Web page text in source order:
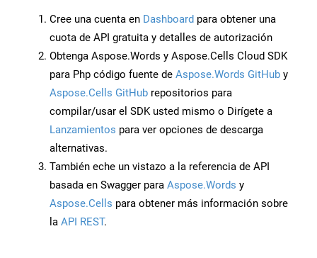
Cree una cuenta en Dashboard para obtener una
cuota de API gratuita y detalles de autorización
Obtenga Aspose.Words y Aspose.Cells Cloud SDK
para Php código fuente de Aspose.Words GitHub y
Aspose.Cells GitHub repositorios para
compilar/usar el SDK usted mismo o Dirígete a
Lanzamientos para ver opciones de descarga
alternativas.
También eche un vistazo a la referencia de API
basada en Swagger para Aspose.Words y
Aspose.Cells para obtener más información sobre
la API REST.